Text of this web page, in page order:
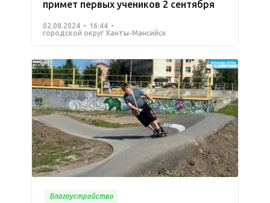
примет первых учеников 2 сентября
02.08.2024
16:44
городской округ Ханты-Мансийск
Благоустройство